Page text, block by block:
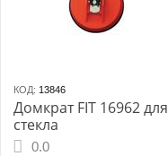
КОД: 13846
Домкрат FIT 16962 для
стекла
0.0